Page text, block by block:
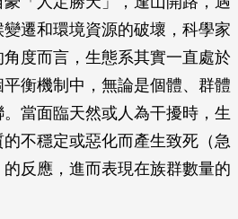
遷和環境資源的破壞，科學家
度而言，生態系其實一直處於
衡機制中，無論是個體、群體
當面臨天然或人為干擾時，生
不穩定或惡化而產生致死（急
反應，進而表現在族群數量的